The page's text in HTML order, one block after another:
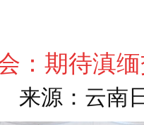
：期待滇
来源：云南